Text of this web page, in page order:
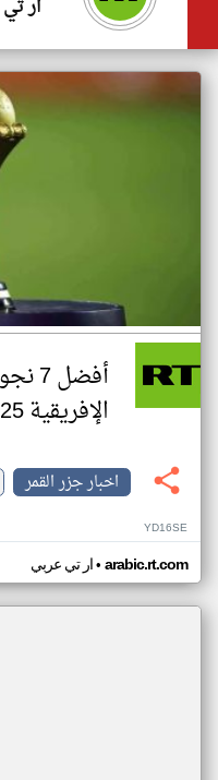
ار
الإفريقية 2025
اخبار جزر القمر
YD16SE
ار تي عربي• arabic.rt.com